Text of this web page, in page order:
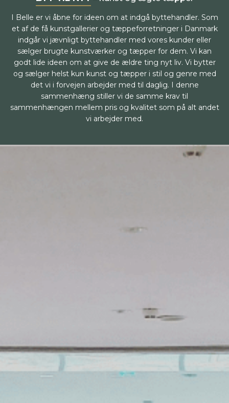
I Belle er vi åbne for ideen om at indgå byttehandler. Som
et af de få kunstgallerier og tæppeforretninger i Danmark
indgår vi jævnligt byttehandler med vores kunder eller
sælger brugte kunstværker og tæpper for dem. Vi kan
godt lide ideen om at give de ældre ting nyt liv. Vi bytter
og sælger helst kun kunst og tæpper i stil og genre med
det vi i forvejen arbejder med til daglig. I denne
sammenhæng stiller vi de samme krav til
sammenhængen mellem pris og kvalitet som på alt andet
vi arbejder med.